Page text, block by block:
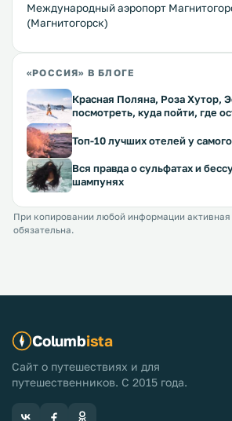
Международный аэропорт
(Магнитогорск)
«РОССИЯ» В БЛОГЕ
Красная Поляна, Роза Хутор,
посмотреть, куда пойти, где
Топ-10 лучших отелей у
Вся правда о сульфатах и
шампунях
При копировании любой информации активная
обязательна.
Columbista
Сайт о путешествиях и для
путешественников. С 2015 года.